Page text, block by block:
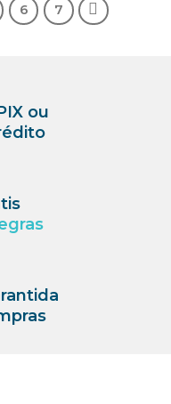
6 7
ou